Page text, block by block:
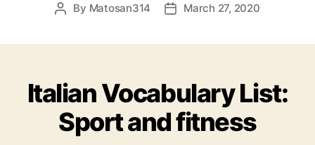
Post
By Matosan314
PostMarch 27, 2020
Italian Vocabulary List:
Sport and fitness